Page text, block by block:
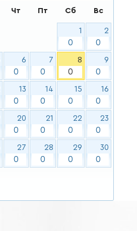
Чт Пт Сб Вс
1
0
2
0
6
0
7
0
8
0
9
0
13
0
14
0
15
0
16
0
20
0
21
0
22
0
23
0
27
0
28
0
29
0
30
0